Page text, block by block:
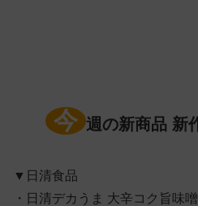
今 週の新商品 新
▼日清食品
・日清デカうま 大辛コク旨味